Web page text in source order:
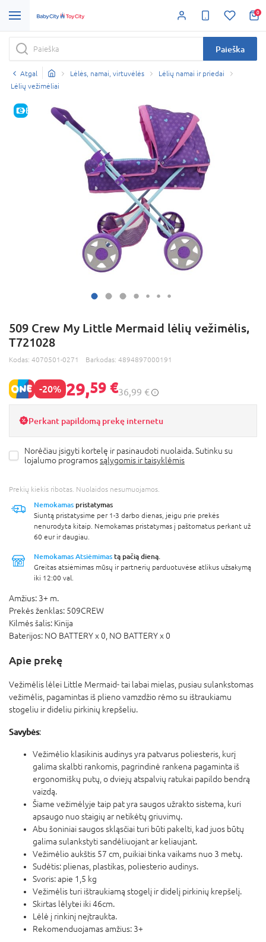
0
Paieška
Atgal Lėlės, namai, virtuvėlės
Lėlių namai ir priedai
Lėlių vežimėliai
E-KAINA
509 Crew My Little Mermaid lėlių vežimėlis,
T721028
Kodas: 4070501-0271 Barkodas: 4894897000191
-20% 29,59 €36,99 €
Perkant papildomą prekę internetu
Norėčiau įsigyti kortelę ir pasinaudoti nuolaida. Sutinku su
lojalumo programossąlygomis ir taisyklėmis
Prekių kiekis ribotas. Nuolaidos nesumuojamos.
Nemokamas pristatymas
Siuntą pristatysime per 1-3 darbo dienas, jeigu prie prekės
nenurodyta kitaip. Nemokamas pristatymas į paštomatus perkant už
60 eur ir daugiau.
Nemokamas Atsiėmimas tą pačią dieną.
Greitas atsiėmimas mūsų ir partnerių parduotuvėse atlikus užsakymą
iki 12:00 val.
Amžius: 3+ m.
Prekės ženklas: 509CREW
Kilmės šalis: Kinija
Baterijos: NO BATTERY x 0, NO BATTERY x 0
Apie prekę
Vežimėlis lėlei Little Mermaid- tai labai mielas, pusiau sulankstomas
vežimėlis, pagamintas iš plieno vamzdžio rėmo su ištraukiamu
stogeliu ir dideliu pirkinių krepšeliu.
Savybės:
Vežimėlio klasikinis audinys yra patvarus poliesteris, kurį
galima skalbti rankomis, pagrindinė rankena pagaminta iš
ergonomiškų putų, o dviejų atspalvių ratukai papildo bendrą
vaizdą.
Šiame vežimėlyje taip pat yra saugos užrakto sistema, kuri
apsaugo nuo staigių ar netikėtų griuvimų.
Abu šoniniai saugos skląsčiai turi būti pakelti, kad juos būtų
galima sulankstyti sandėliuojant ar keliaujant.
Vežimėlio aukštis 57 cm, puikiai tinka vaikams nuo 3 metų.
Sudėtis: plienas, plastikas, poliesterio audinys.
Svoris: apie 1,5 kg
Vežimėlis turi ištraukiamą stogelį ir didelį pirkinių krepšelį.
Skirtas lėlytei iki 46cm.
Lėlė į rinkinį neįtraukta.
Rekomenduojamas amžius: 3+